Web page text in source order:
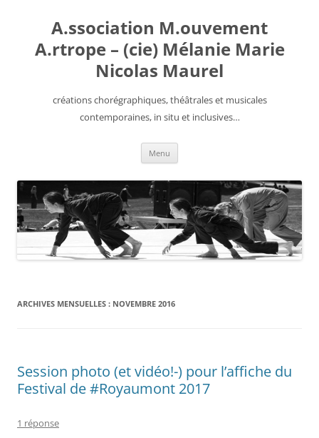
contenuA.ssociation M.ouvement
A.rtrope – (cie) Mélanie Marie
Nicolas Maurel
créations chorégraphiques, théâtrales et musicales
contemporaines, in situ et inclusives…
Menu
ARCHIVES MENSUELLES : NOVEMBRE 2016
Session photo (et vidéo!-) pour l’affiche du
Festival de #Royaumont 2017
1 réponse